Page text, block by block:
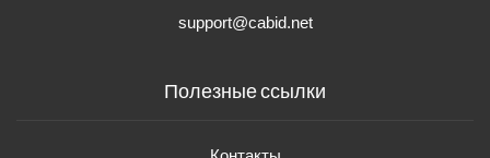
support@cabid.net
Полезные ссылки